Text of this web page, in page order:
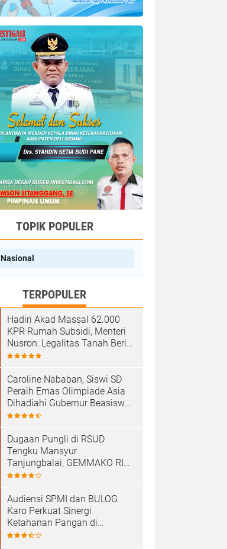
TOPIK POPULER
Nasional
TERPOPULER
Hadiri Akad Massal 62.000
KPR Rumah Subsidi, Menteri
Nusron: Legalitas Tanah Beri
Kepastian bagi Masyarakat
Caroline Nababan, Siswi SD
Peraih Emas Olimpiade Asia
Dihadiahi Gubernur Beasiswa
Hingga Rumah
Dugaan Pungli di RSUD
Tengku Mansyur
Tanjungbalai, GEMMAKO RI
Minta Penegak Hukum Usut
Audiensi SPMI dan BULOG
Karo Perkuat Sinergi
Ketahanan Pangan di
Kabanjahe